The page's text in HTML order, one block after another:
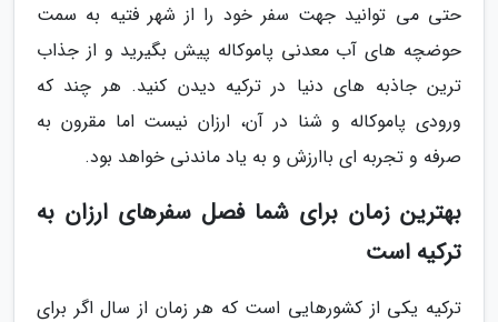
حتی می توانید جهت سفر خود را از شهر فتیه به سمت
حوضچه های آب معدنی پاموکاله پیش بگیرید و از جذاب
ترین جاذبه های دنیا در ترکیه دیدن کنید. هر چند که
ورودی پاموکاله و شنا در آن، ارزان نیست اما مقرون به
صرفه و تجربه ای باارزش و به یاد ماندنی خواهد بود.
بهترین زمان برای شما فصل سفرهای ارزان به
ترکیه است
ترکیه یکی از کشورهایی است که هر زمان از سال اگر برای